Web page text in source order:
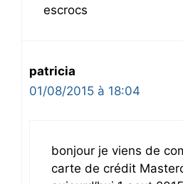
escrocs
patricia
01/08/2015 à 18:04
bonjour je viens de
carte de crédit